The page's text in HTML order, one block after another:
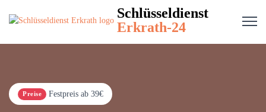
Schlüsseldienst
Erkrath-24
Preise Festpreis ab 39€